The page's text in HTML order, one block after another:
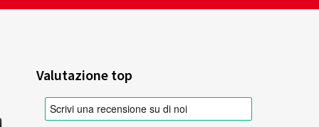
Valutazione top